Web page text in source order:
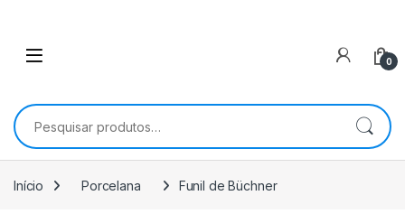
0
Pesquisar por:
Início Porcelana Funil de Büchner